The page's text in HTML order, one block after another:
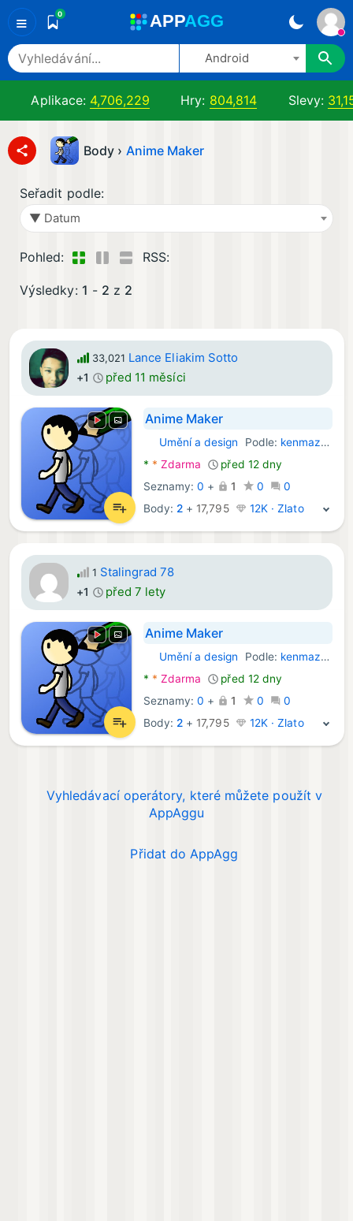
≡ 0 APPAGG
Android
Aplikace: 4,706,229 Hry: 804,814 Slevy:
Body › Anime Maker
Seřadit podle:
▼ Datum
Pohled: RSS:
Výsledky: 1 - 2 z 2
33,021 Lance Eliakim Sotto
+1 před 11 měsíci
Anime Maker
Android Aplikace:
Umění a design Podle: kenmaz.net
* * Zdarma
před 12 dny
Seznamy:0 + 1 0
0
Body: 2 + 17,795 12K · Zlato
1 Stalingrad 78
+1 před 7 lety
Anime Maker
Android Aplikace:
Umění a design Podle: kenmaz.net
* * Zdarma
před 12 dny
Seznamy:0 + 1 0
0
Body: 2 + 17,795 12K · Zlato
Vyhledávací operátory, které můžete použít v
AppAggu
Přidat do AppAgg